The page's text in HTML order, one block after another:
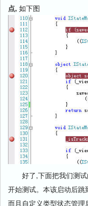
点, 如下图
好了,下面把我们测试
开始测试。本该启动后
而且自定义类型状态管